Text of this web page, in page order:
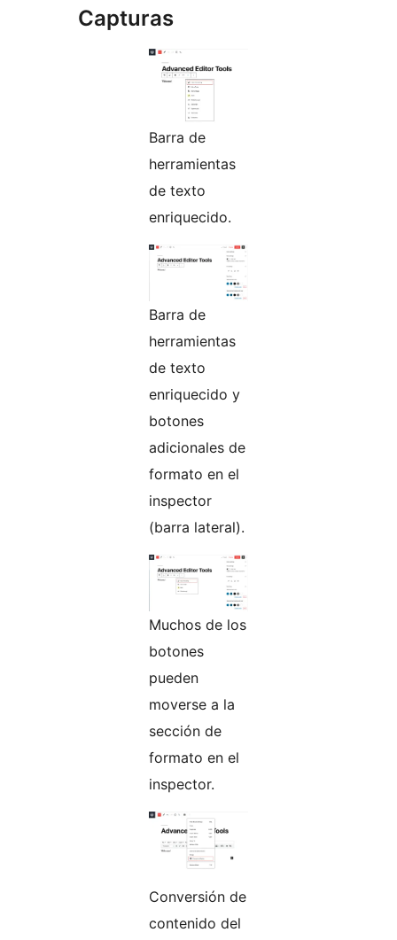
Capturas
Barra de
herramientas
de texto
enriquecido.
Barra de
herramientas
de texto
enriquecido y
botones
adicionales de
formato en el
inspector
(barra lateral).
Muchos de los
botones
pueden
moverse a la
sección de
formato en el
inspector.
Conversión de
contenido del